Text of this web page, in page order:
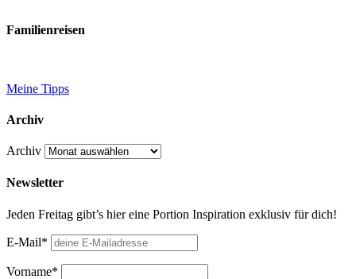
Familienreisen
Meine Tipps
Archiv
Archiv
Newsletter
Jeden Freitag gibt’s hier eine Portion Inspiration exklusiv für dich!
E-Mail*
Vorname*